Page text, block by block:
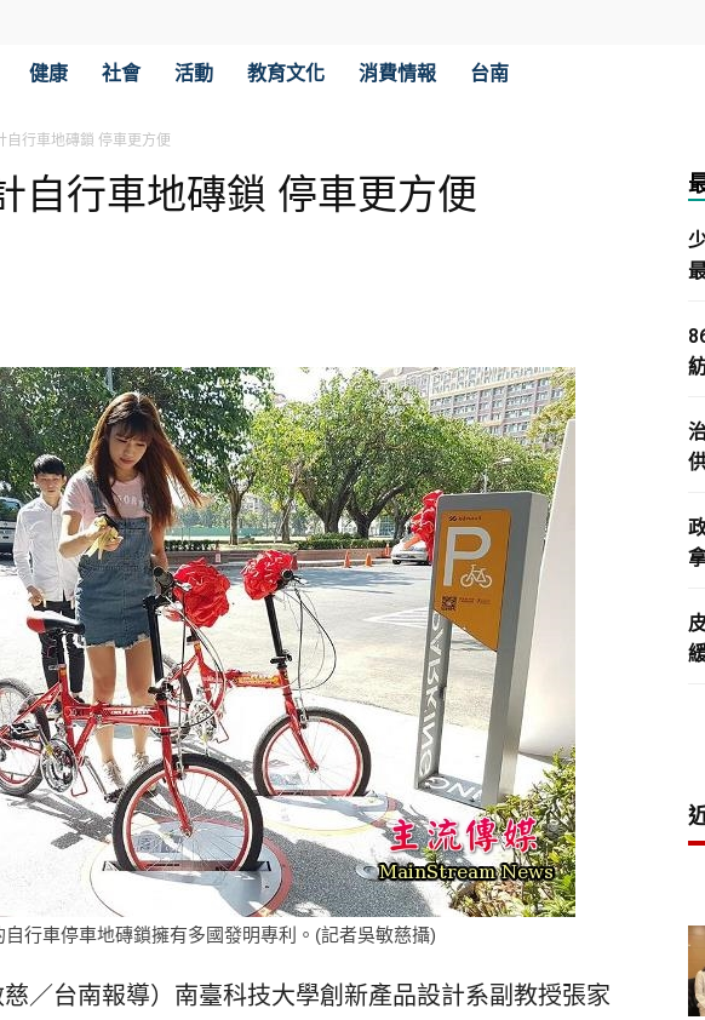
健康 社會 活動 教育文化 消費情報 台南
自行車地磚鎖 停車更方便
自行車地磚鎖 停車更方便
行車停車地磚鎖擁有多國發明專利。(記者吳敏慈攝)
慈／台南報導）南臺科技大學創新產品設計系副教授張家